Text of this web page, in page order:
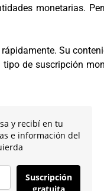
monetarias.
Su
de suscripción
y recibí en tu
e información del
Suscripción